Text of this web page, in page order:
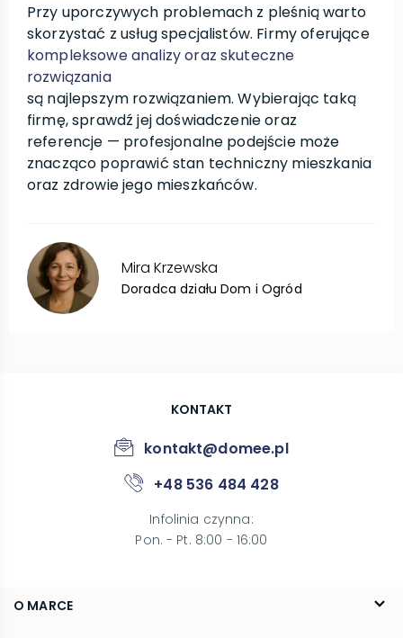
Przy uporczywych problemach z pleśnią warto
skorzystać z usług specjalistów. Firmy oferujące
kompleksowe analizy oraz skuteczne
rozwiązania
są najlepszym rozwiązaniem. Wybierając taką
firmę, sprawdź jej doświadczenie oraz
referencje — profesjonalne podejście może
znacząco poprawić stan techniczny mieszkania
oraz zdrowie jego mieszkańców.
Mira Krzewska
Doradca działu Dom i Ogród
O MARCE
KONTAKT
kontakt@domee.pl
+48 536 484 428
Infolinia czynna:
Pon. - Pt. 8:00 - 16:00